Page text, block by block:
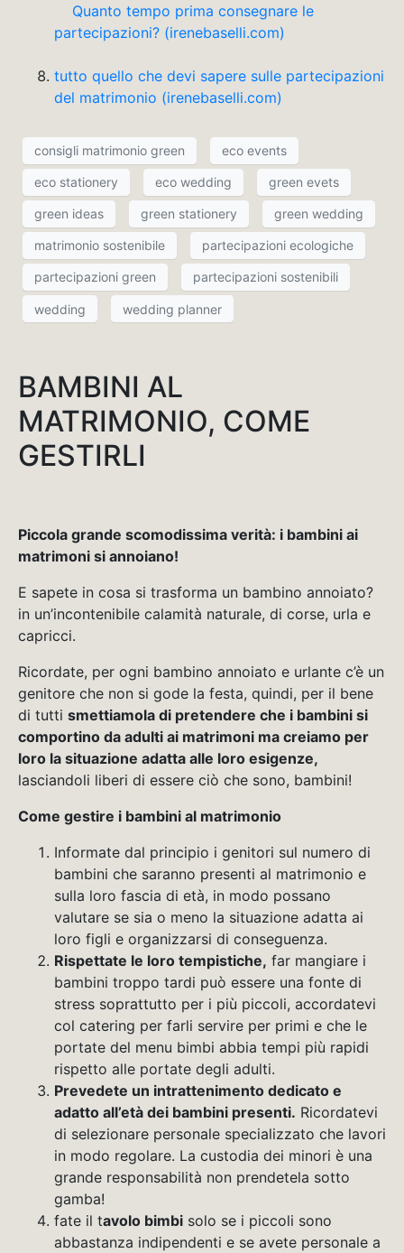
Quanto tempo prima consegnare le
partecipazioni? (irenebaselli.com)
tutto quello che devi sapere sulle partecipazioni
del matrimonio (irenebaselli.com)
consigli matrimonio green eco events
eco stationery eco wedding green evets
green ideas green stationery green wedding
matrimonio sostenibile partecipazioni ecologiche
partecipazioni green partecipazioni sostenibili
wedding wedding planner
BAMBINI AL
MATRIMONIO, COME
GESTIRLI
Piccola grande scomodissima verità: i bambini ai
matrimoni si annoiano!
E sapete in cosa si trasforma un bambino annoiato?
in un’incontenibile calamità naturale, di corse, urla e
capricci.
Ricordate, per ogni bambino annoiato e urlante c’è un
genitore che non si gode la festa, quindi, per il bene
di tutti smettiamola di pretendere che i bambini si
comportino da adulti ai matrimoni ma creiamo per
loro la situazione adatta alle loro esigenze,
lasciandoli liberi di essere ciò che sono, bambini!
Come gestire i bambini al matrimonio
Informate dal principio i genitori sul numero di
bambini che saranno presenti al matrimonio e
sulla loro fascia di età, in modo possano
valutare se sia o meno la situazione adatta ai
loro figli e organizzarsi di conseguenza.
Rispettate le loro tempistiche, far mangiare i
bambini troppo tardi può essere una fonte di
stress soprattutto per i più piccoli, accordatevi
col catering per farli servire per primi e che le
portate del menu bimbi abbia tempi più rapidi
rispetto alle portate degli adulti.
Prevedete un intrattenimento dedicato e
adatto all’età dei bambini presenti. Ricordatevi
di selezionare personale specializzato che lavori
in modo regolare. La custodia dei minori è una
grande responsabilità non prendetela sotto
gamba!
fate il tavolo bimbi solo se i piccoli sono
abbastanza indipendenti e se avete personale a